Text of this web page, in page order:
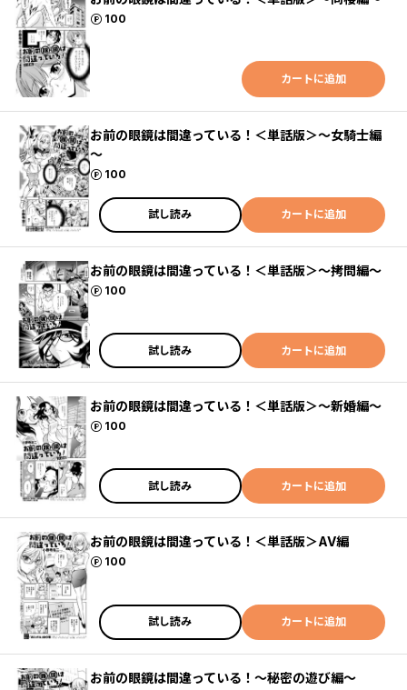
100
ポイント
カートに追加
お前の眼鏡は間違っている！＜単話版＞～女騎士編
～
100
ポイント
試し読み カートに追加
お前の眼鏡は間違っている！＜単話版＞～拷問編～
100
ポイント
試し読み カートに追加
お前の眼鏡は間違っている！＜単話版＞～新婚編～
100
ポイント
試し読み カートに追加
お前の眼鏡は間違っている！＜単話版＞AV編
100
ポイント
試し読み カートに追加
お前の眼鏡は間違っている！～秘密の遊び編～